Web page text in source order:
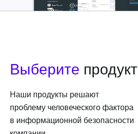
Выберите продукт
Наши продукты решают
проблему человеческого фактора
в информационной безопасности